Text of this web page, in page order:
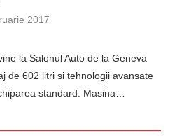
2017
la Salonul Auto de la Geneva
de 602 litri si tehnologii avansate
standard. Masina…